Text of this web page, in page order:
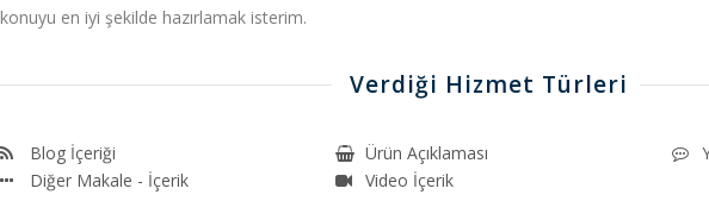
konuyu en iyi şekilde hazırlamak isterim.
Verdiği Hizmet Türleri
Blog İçeriği Ürün Açıklaması
Diğer Makale - İçerik
Video İçerik